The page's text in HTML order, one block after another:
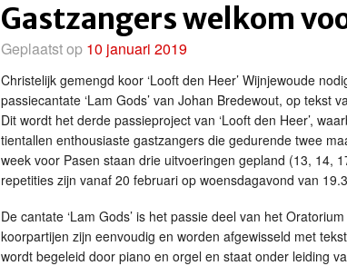
Gastzangers welkom
Geplaatst op 10 januari 2019
Christelijk gemengd koor ‘Looft den Heer’ Wijnjewoude
passiecantate ‘Lam Gods’ van Johan Bredewout, op tekst
Dit wordt het derde passieproject van ‘Looft den Heer’,
tientallen enthousiaste gastzangers die gedurende twee
week voor Pasen staan drie uitvoeringen gepland (13, 14,
repetities zijn vanaf 20 februari op woensdagavond van
De cantate ‘Lam Gods’ is het passie deel van het Oratorium
koorpartijen zijn eenvoudig en worden afgewisseld met
wordt begeleid door piano en orgel en staat onder leiding